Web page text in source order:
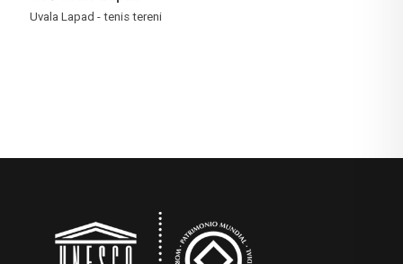
Uvala Lapad - tenis tereni